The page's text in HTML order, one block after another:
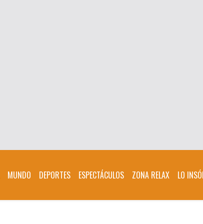
MUNDO DEPORTES ESPECTÁCULOS ZONA RELAX LO